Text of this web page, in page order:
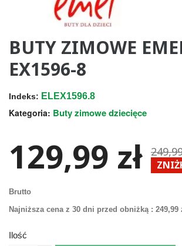
BUTY ZIMOWE
EX1596-8
Indeks: ELEX1596.8
Kategoria: Buty zimowe dziecięce
129,99 zł
Brutto
Najniższa cena z 30 dni przed obniżką : 249,99
Ilość